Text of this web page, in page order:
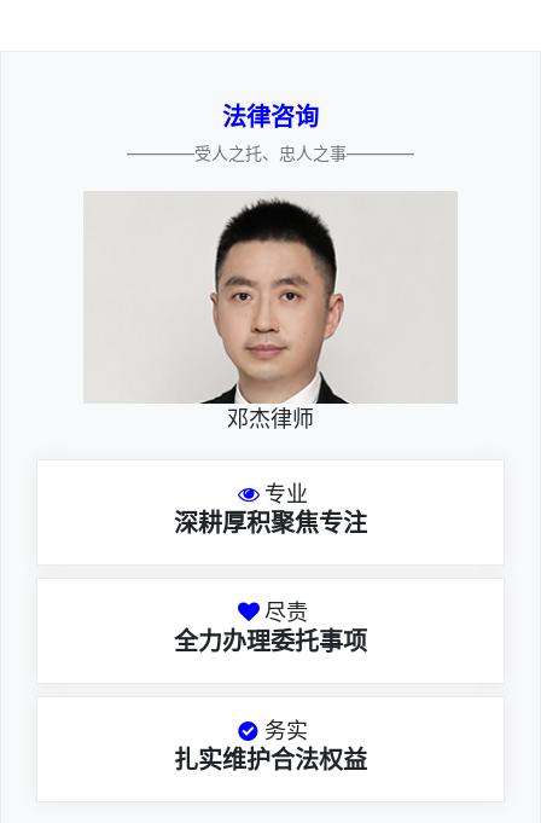
法律咨询
————受人之托、忠人之事————
邓杰律师
专业
深耕厚积聚焦专注
尽责
全力办理委托事项
务实
扎实维护合法权益